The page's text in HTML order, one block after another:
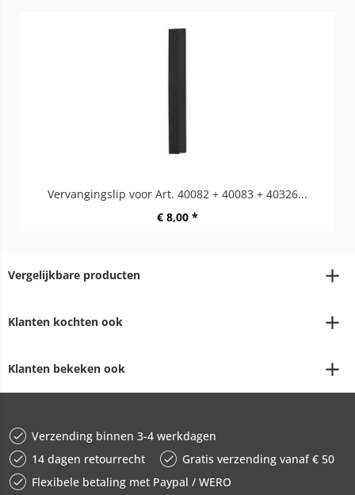
Vervangingslip voor Art. 40082 + 40083 + 40326...
€ 8,00 *
Vergelijkbare producten
Klanten kochten ook
Klanten bekeken ook
Verzending binnen 3-4 werkdagen
14 dagen retourrecht
Gratis verzending vanaf € 50
Flexibele betaling met Paypal / WERO